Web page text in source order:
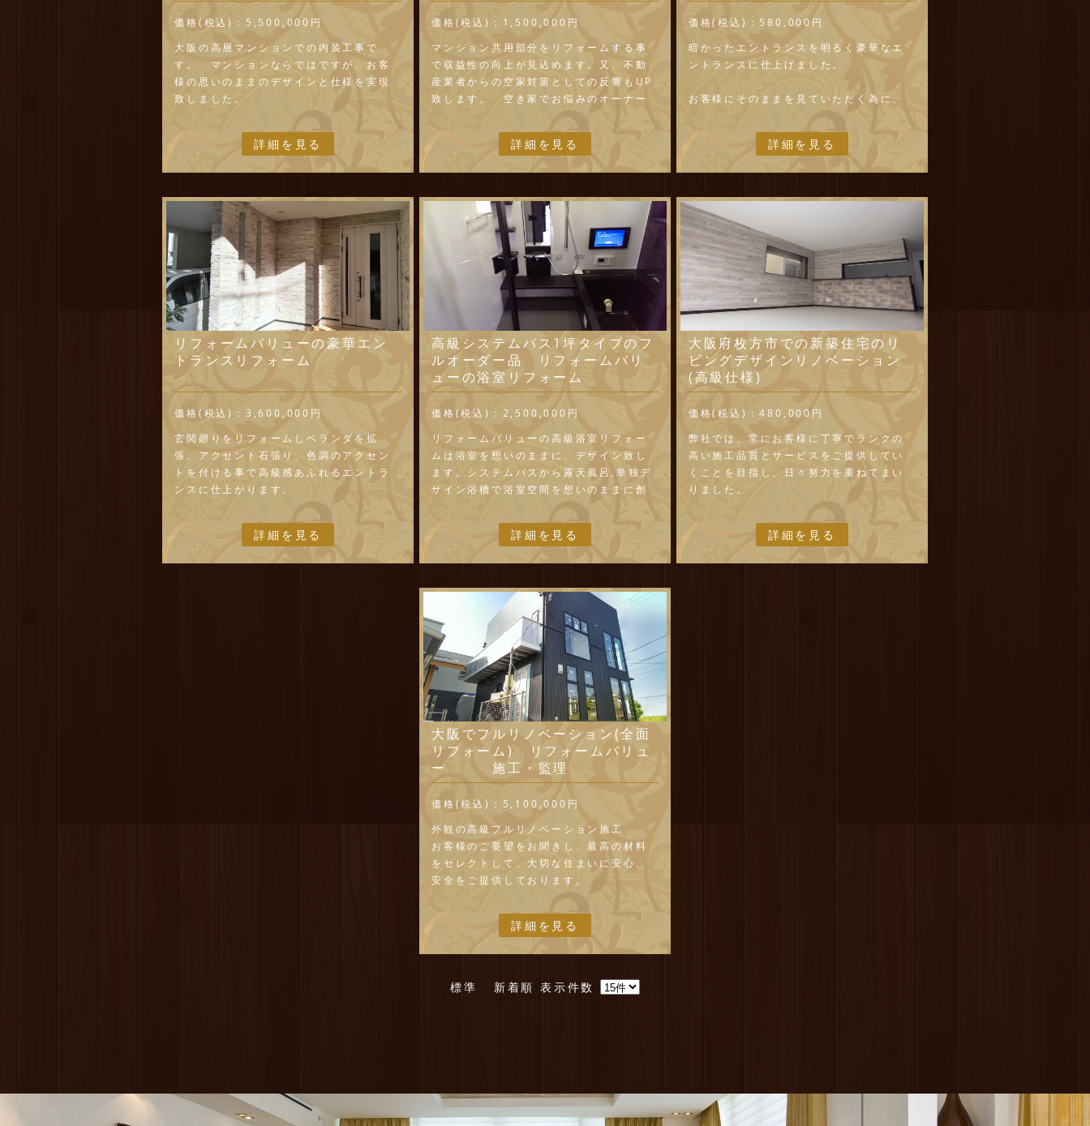
価格(税込)： 5,500,000円
大阪の高層マンションでの内装工事で
す。 マンションならではですが、お客
様の思いのままのデザインと仕様を実現
致しました。
デザイン提案は当社の1級建築施工管理技
士がお客様と共に相談し
又、ご提案いたしますので分らなくても
る程度分る図面を作成いたします。
詳細を見る
価格(税込)： 1,500,000円
マンション共用部分をリフォームする事
で収益性の向上が見込めます。又、不動
産業者からの空家対策としての反響もUP
致します。 空き家でお悩みのオーナー
スなどを豪華にするだけで建物が別物に
変わります。 大阪を中心に様々な建物
をリフォーム・新築を手掛けておりま
詳細を見る
価格(税込)： 580,000円
暗かったエントランスを明るく豪華なエ
ントランスに仕上げました。
お客様にそのままを見ていただく為に、
ておりません。 すべて、そのままの画
像が最良な表現だと判断して表示してお
ります。 又、画像を購入し表示、当社
せん。 全てのお客様に本当のリフォー
ムを見ていただく為に。
大阪の高級リフォームはリホバ
詳細を見る
リフォームバリューの豪華エン
トランスリフォーム
価格(税込)： 3,600,000円
玄関廻りをリフォームしベランダを拡
張、アクセント石張り、色調のアクセン
トを付ける事で高級感あふれるエントラ
ンスに仕上がります。
詳細を見る
高級システムバス1坪タイプのフ
ルオーダー品 リフォームバリ
ューの浴室リフォーム
価格(税込)： 2,500,000円
リフォームバリューの高級浴室リフォー
ムは浴室を想いのままに、デザイン致し
ます。システムバスから露天風呂,単独デ
ザイン浴槽で浴室空間を想いのままに創
リホバのリフォームは画像改造は一切し
ておりません。詳細を見る
大阪府枚方市での新築住宅のリ
ビングデザインリノベーション
(高級仕様)
価格(税込)：480,000円
弊社では、常にお客様に丁寧でランクの
高い施工品質とサービスをご提供してい
くことを目指し、日々努力を重ねてまい
りました。
心」や「満足」だけではなく、「納得」
や「感動」まで差し上げたいと、心から
詳細を見る
大阪でフルリノベーション(全面
リフォーム) リフォームバリュ
ー 施工・監理
価格(税込)： 5,100,000円
外観の高級フルリノベーション施工
お客様のご要望をお聞きし、最高の材料
をセレクトして、大切な住まいに安心、
安全をご提供しております。
詳細を見る
標準 新着順 表示件数